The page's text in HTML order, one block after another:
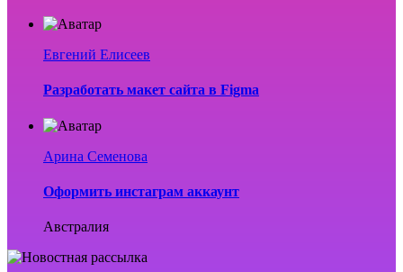
Евгений Елисеев
Разработать макет сайта в Figma
Арина Семенова
Оформить инстаграм аккаунт
Австралия